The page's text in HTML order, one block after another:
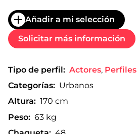
Añadir a mi selección
Solicitar más información
Tipo de perfil: Actores,
Categorías: Urbanos
Altura: 170 cm
Peso: 63 kg